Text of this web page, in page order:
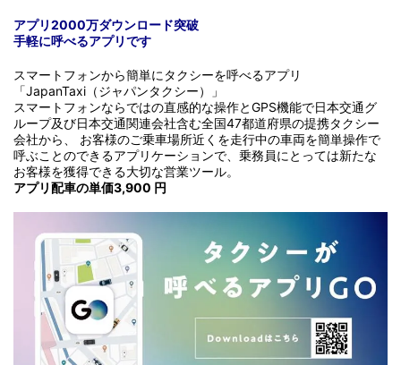
アプリ2000万ダウンロード突破
手軽に呼べるアプリです
スマートフォンから簡単にタクシーを呼べるアプリ
「JapanTaxi（ジャパンタクシー）」
スマートフォンならではの直感的な操作とGPS機能で日本交通グ
ループ及び日本交通関連会社含む全国47都道府県の提携タクシー
会社から、 お客様のご乗車場所近くを走行中の車両を簡単操作で
呼ぶことのできるアプリケーションで、乗務員にとっては新たな
お客様を獲得できる大切な営業ツール。
アプリ配車の単価3,900 円